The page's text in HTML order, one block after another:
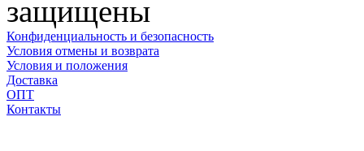
защищены
Конфиденциальность и безопасность
Условия отмены и возврата
Условия и положения
Доставка
ОПТ
Контакты